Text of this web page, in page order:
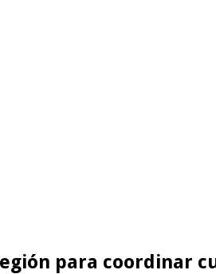
para coordinar